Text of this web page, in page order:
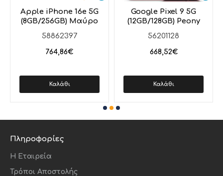
Στείλε μηνύματα, περιηγήσου και παρακολούθησε
ασταμάτητα ταινίες και σειρές με έως και 26 ώρες
αναπαραγωγής βίντεο—η καλύτερη διάρκεια
λειτουργίας μπαταρίας σε iPhone 6,1 ιντσών.
58862397
Apple iPhone 16e 5G
(8GB/256GB) Μαύρο
764,86€
Καλάθι
56201128
Google Pixel 9 5G
(12GB/128GB) Peony
668,52€
Καλάθι
Πληροφορίες
Η Εταιρεία
Τρόποι Αποστολής